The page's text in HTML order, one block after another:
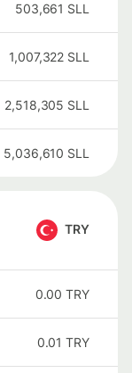
503,661 SLL
1,007,322 SLL
2,518,305 SLL
5,036,610 SLL
TRY
0.00 TRY
0.01 TRY